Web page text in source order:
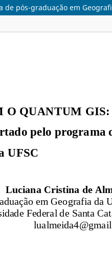
pós-graduação em